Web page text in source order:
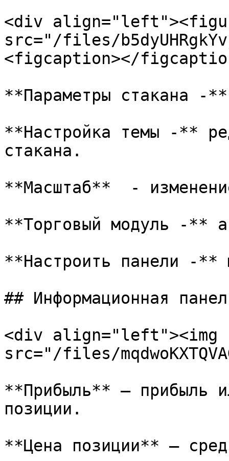
<div
src="/files/
<figcaption></
**Параметры стакана -
**Настройка темы -**
стакана.
**Масштаб**  -
**Торговый модуль -**
**Настроить панели -**
## Информационная
<div align="left"><img
src="/files/
**Прибыль** — прибыль
позиции.
**Цена позиции** —